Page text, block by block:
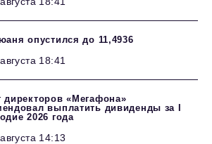
опустился до 11,4936
18:41
директоров «Мегафона»
выплатить дивиденды за I
2026 года
14:13